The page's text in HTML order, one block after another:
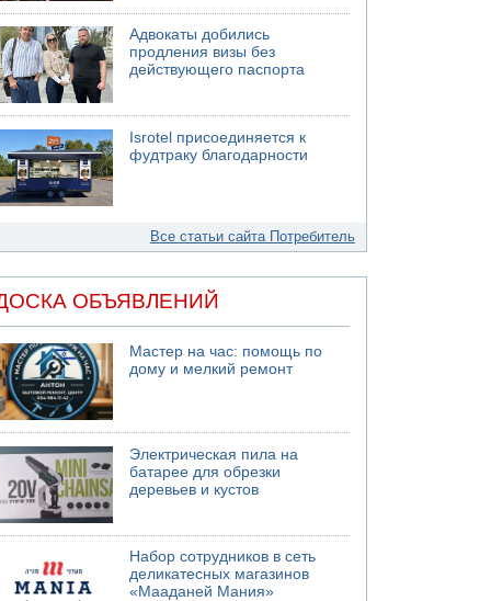
Адвокаты добились
продления визы без
действующего паспорта
Isrotel присоединяется к
фудтраку благодарности
Все статьи сайта Потребитель
ОБЪЯВЛЕНИЙ
Мастер на час: помощь по
дому и мелкий ремонт
Электрическая пила на
батарее для обрезки
деревьев и кустов
Набор сотрудников в сеть
деликатесных магазинов
«Мааданей Мания»